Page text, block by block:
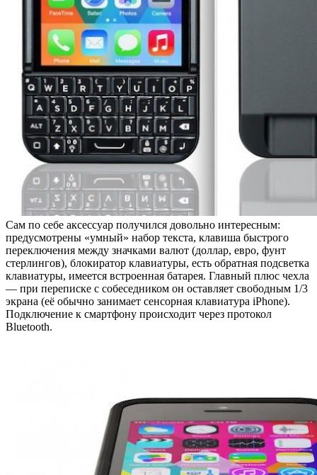
Сам по себе аксессуар получился довольно интересным:
предусмотрены «умный» набор текста, клавиша быстрого
переключения между значками валют (доллар, евро, фунт
стерлингов), блокиратор клавиатуры, есть обратная подсветка
клавиатуры, имеется встроенная батарея. Главный плюс чехла
— при переписке с собеседником он оставляет свободным 1/3
экрана (её обычно занимает сенсорная клавиатура iPhone).
Подключение к смартфону происходит через протокол
Bluetooth.